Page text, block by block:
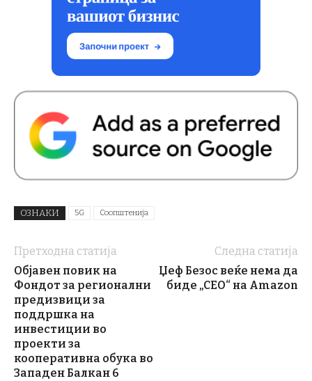
ОЗНАКИ 5G Соопштенија
Претходна статија
Објавен повик на
Фондот за регионални
предизвици за
поддршка на
инвестиции во
проекти за
кооперативна обука во
Западен Балкан 6
Следна статија
Џеф Безос веќе нема да
биде „CEO“ на Amazon